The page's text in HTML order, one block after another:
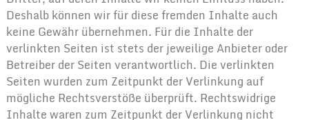
Deshalb können wir für diese fremden Inhalte auch
keine Gewähr übernehmen. Für die Inhalte der
verlinkten Seiten ist stets der jeweilige Anbieter oder
Betreiber der Seiten verantwortlich. Die verlinkten
Seiten wurden zum Zeitpunkt der Verlinkung auf
mögliche Rechtsverstöße überprüft. Rechtswidrige
Inhalte waren zum Zeitpunkt der Verlinkung nicht